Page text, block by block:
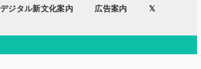
デジタル新文化案内 広告案内 𝕏